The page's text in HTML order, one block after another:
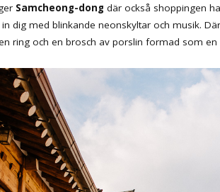
Samcheong-dong där också shoppingen
dig med blinkande neonskyltar och musik.
ring och en brosch av porslin formad som en